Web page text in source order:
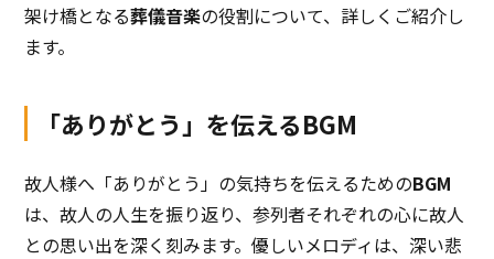
架け橋となる葬儀音楽の役割について、詳しくご紹介し
ます。
「ありがとう」を伝えるBGM
故人様へ「ありがとう」の気持ちを伝えるためのBGM
は、故人の人生を振り返り、参列者それぞれの心に故人
との思い出を深く刻みます。優しいメロディは、深い悲